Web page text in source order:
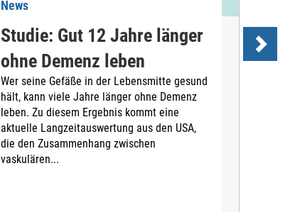
News
Studie: Gut 12 Jahre länger
ohne Demenz leben
Wer seine Gefäße in der Lebensmitte gesund
hält, kann viele Jahre länger ohne Demenz
leben. Zu diesem Ergebnis kommt eine
aktuelle Langzeitauswertung aus den USA,
die den Zusammenhang zwischen
vaskulären...